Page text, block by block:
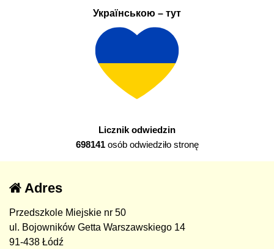
Українською – тут
Licznik odwiedzin
698141osób odwiedziło stronę
Adres
Przedszkole Miejskie nr 50
ul. Bojowników Getta Warszawskiego 14
91-438 Łódź